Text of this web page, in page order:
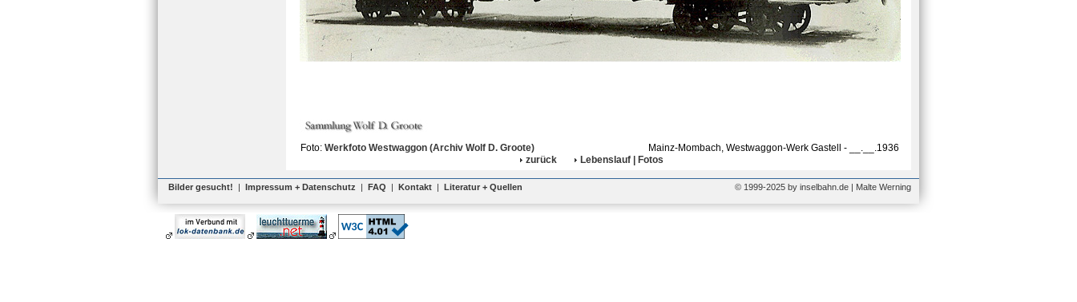
Foto: Werkfoto Westwaggon (Archiv Wolf D. Groote)
Mainz-Mombach, Westwaggon-Werk Gastell - __.__.1936
zurück
Lebenslauf | Fotos
Bilder gesucht! | Impressum + Datenschutz | FAQ | Kontakt | Literatur + Quellen © 1999-2025 by inselbahn.de | Malte Werning